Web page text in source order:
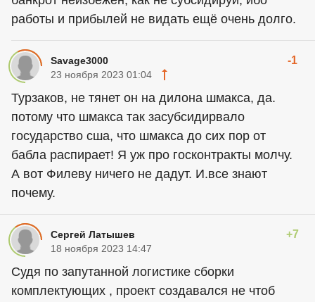
работы и прибылей не видать ещё очень долго.
Savage3000 -1
23 ноября 2023 01:04
Турзаков, не тянет он на дилона шмакса, да.
потому что шмакса так засубсидирвало
государство сша, что шмакса до сих пор от
бабла распирает! Я уж про госконтракты молчу.
А вот Филеву ничего не дадут. И.все знают
почему.
Сергей Латышев +7
18 ноября 2023 14:47
Судя по запутанной логистике сборки
комплектующих , проект создавался не чтоб